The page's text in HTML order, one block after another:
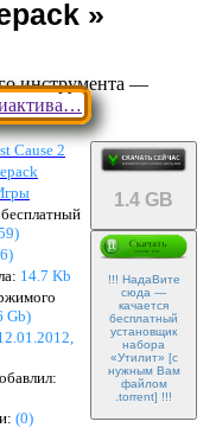
инструмента —
Cause 2
1.4 GB
!!! НадаВите
сюда —
качается
бесплатный
установщик
набора
«Утилит» [с
нужным Вам
файлом
.torrent] !!!
)
14.7 Kb
Gb)
(0)